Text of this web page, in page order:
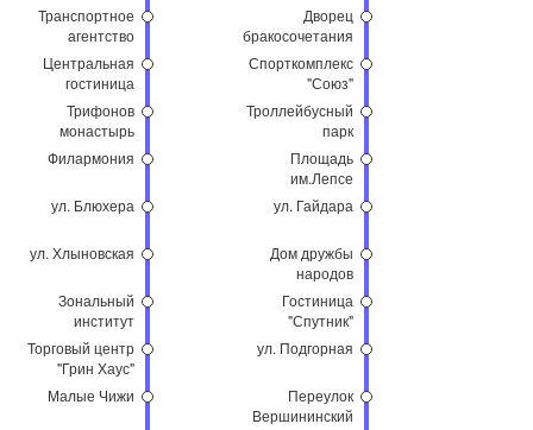
Транспортное
агентство
Центральная
гостиница
Трифонов
монастырь
Филармония
ул. Блюхера
ул. Хлыновская
Зональный
институт
Торговый центр
"Грин Хаус"
Малые Чижи
Дворец
бракосочетания
Спорткомплекс
"Союз"
Троллейбусный
парк
Площадь
им.Лепсе
ул. Гайдара
Дом дружбы
народов
Гостиница
"Спутник"
ул. Подгорная
Переулок
Вершининский